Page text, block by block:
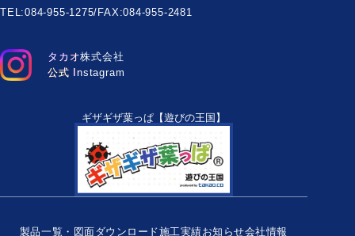
タカオ株式会社
公式 Instagram
TEL:084-955-1275/FAX:084-955-2481
ギザギザ葉っぱ【遊びの王国】
製品一覧・図面ダウンロード施工実績お知らせ会社情報